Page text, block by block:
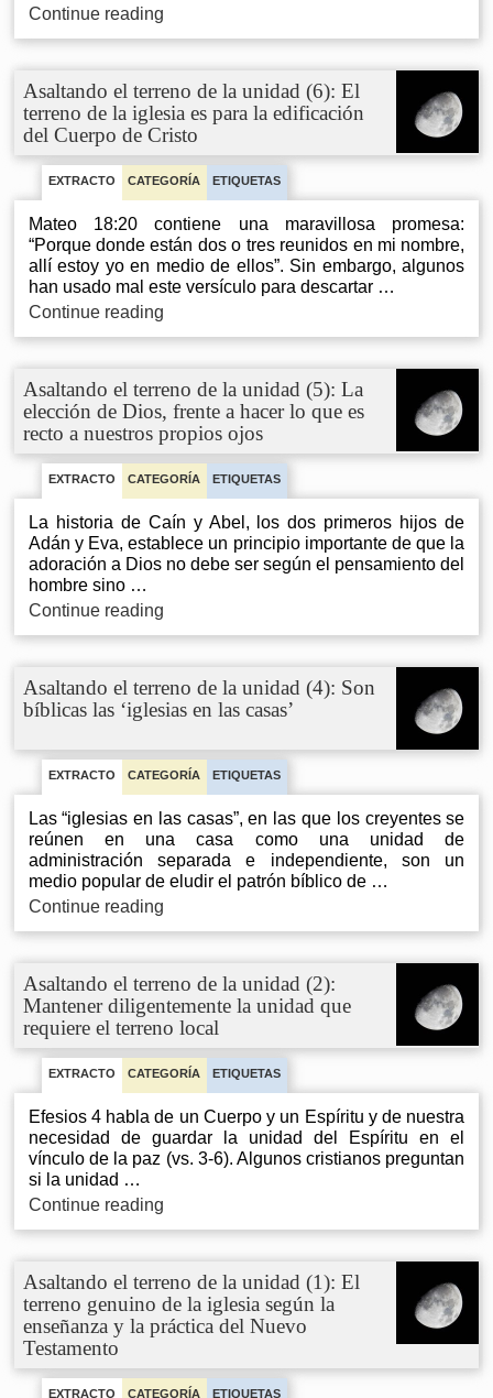
Continue readingEl
recobro
del
Señor,
parte
1:
El
concepto
del
Señor
respecto
al
liderazgo
frente
concepto
del
hombre
Asaltando el terreno de la unidad (6): El
terreno de la iglesia es para la edificación
del Cuerpo de Cristo
EXTRACTO CATEGORÍA ETIQUETAS
Mateo 18:20 contiene una maravillosa promesa:
“Porque donde están dos o tres reunidos en mi nombre,
allí estoy yo en medio de ellos”. Sin embargo, algunos
han usado mal este versículo para descartar …
Continue readingAsaltando
la
unidad
(6):
El
terreno
de
la
iglesia
es
la
edificación
del
de
Cristo
Asaltando el terreno de la unidad (5): La
elección de Dios, frente a hacer lo que es
recto a nuestros propios ojos
EXTRACTO CATEGORÍA ETIQUETAS
La historia de Caín y Abel, los dos primeros hijos de
Adán y Eva, establece un principio importante de que la
adoración a Dios no debe ser según el pensamiento del
hombre sino …
Continue readingAsaltando
la
unidad
La
elección
de
Dios,
frente
a
hacer
lo
a
nuestros
propios
ojos
Asaltando el terreno de la unidad (4): Son
bíblicas las ‘iglesias en las casas’
EXTRACTO CATEGORÍA ETIQUETAS
Las “iglesias en las casas”, en las que los creyentes se
reúnen en una casa como una unidad de
administración separada e independiente, son un
medio popular de eludir el patrón bíblico de …
Continue readingAsaltando
el
la
unidad
(4):
Son
bíblicas
las
‘iglesias
en
las
Asaltando el terreno de la unidad (2):
Mantener diligentemente la unidad que
requiere el terreno local
EXTRACTO CATEGORÍA ETIQUETAS
Efesios 4 habla de un Cuerpo y un Espíritu y de nuestra
necesidad de guardar la unidad del Espíritu en el
vínculo de la paz (vs. 3-6). Algunos cristianos preguntan
si la unidad …
Continue readingAsaltando
la
unidad
(2):
diligentemente
la
Asaltando el terreno de la unidad (1): El
terreno genuino de la iglesia según la
enseñanza y la práctica del Nuevo
Testamento
EXTRACTO CATEGORÍA ETIQUETAS